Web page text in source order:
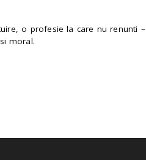
o profesie la care nu renunti –
moral.